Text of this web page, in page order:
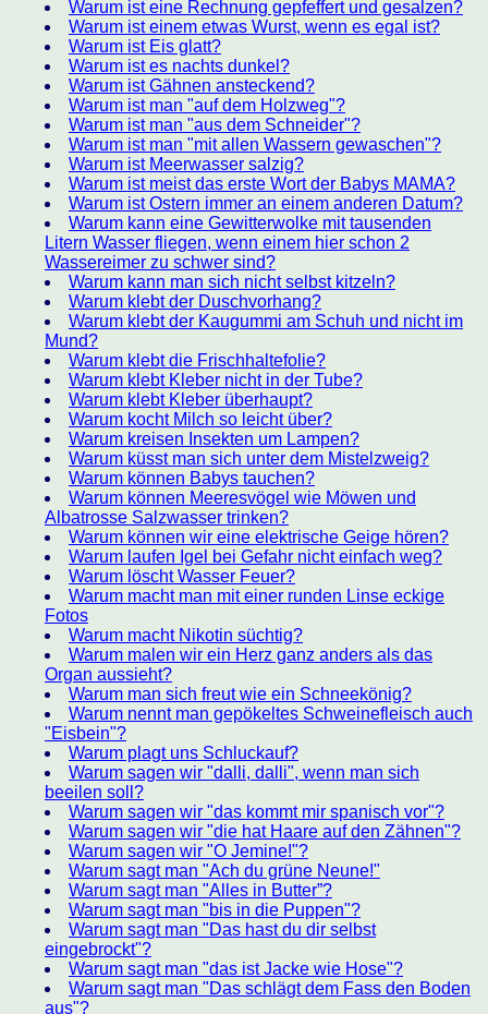
Warum ist eine Rechnung gepfeffert und gesalzen?
Warum ist einem etwas Wurst, wenn es egal ist?
Warum ist Eis glatt?
Warum ist es nachts dunkel?
Warum ist Gähnen ansteckend?
Warum ist man "auf dem Holzweg"?
Warum ist man "aus dem Schneider"?
Warum ist man "mit allen Wassern gewaschen"?
Warum ist Meerwasser salzig?
Warum ist meist das erste Wort der Babys MAMA?
Warum ist Ostern immer an einem anderen Datum?
Warum kann eine Gewitterwolke mit tausenden
Litern Wasser fliegen, wenn einem hier schon 2
Wassereimer zu schwer sind?
Warum kann man sich nicht selbst kitzeln?
Warum klebt der Duschvorhang?
Warum klebt der Kaugummi am Schuh und nicht im
Mund?
Warum klebt die Frischhaltefolie?
Warum klebt Kleber nicht in der Tube?
Warum klebt Kleber überhaupt?
Warum kocht Milch so leicht über?
Warum kreisen Insekten um Lampen?
Warum küsst man sich unter dem Mistelzweig?
Warum können Babys tauchen?
Warum können Meeresvögel wie Möwen und
Albatrosse Salzwasser trinken?
Warum können wir eine elektrische Geige hören?
Warum laufen Igel bei Gefahr nicht einfach weg?
Warum löscht Wasser Feuer?
Warum macht man mit einer runden Linse eckige
Fotos
Warum macht Nikotin süchtig?
Warum malen wir ein Herz ganz anders als das
Organ aussieht?
Warum man sich freut wie ein Schneekönig?
Warum nennt man gepökeltes Schweinefleisch auch
"Eisbein"?
Warum plagt uns Schluckauf?
Warum sagen wir "dalli, dalli", wenn man sich
beeilen soll?
Warum sagen wir "das kommt mir spanisch vor"?
Warum sagen wir "die hat Haare auf den Zähnen"?
Warum sagen wir "O Jemine!"?
Warum sagt man "Ach du grüne Neune!"
Warum sagt man "Alles in Butter”?
Warum sagt man "bis in die Puppen"?
Warum sagt man "Das hast du dir selbst
eingebrockt"?
Warum sagt man "das ist Jacke wie Hose"?
Warum sagt man "Das schlägt dem Fass den Boden
aus"?